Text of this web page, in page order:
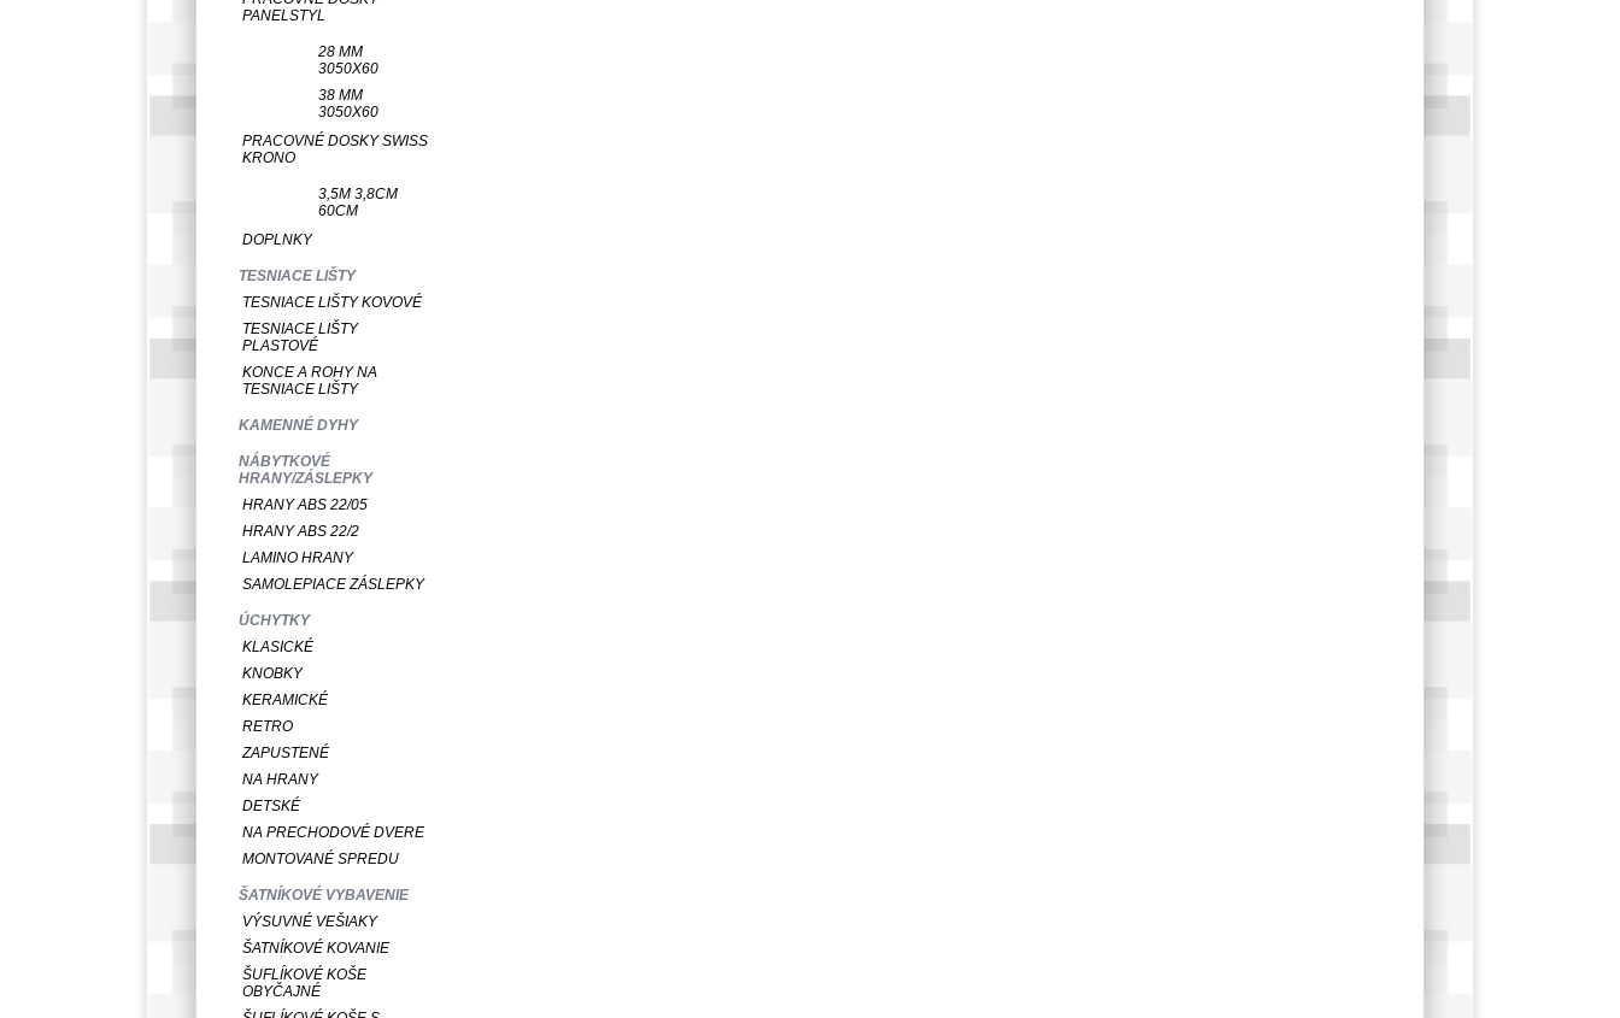
PANELSTYL
28 MM
3050X60
38 MM
3050X60
PRACOVNÉ DOSKY SWISS
KRONO
3,5M 3,8CM
60CM
DOPLNKY
TESNIACE LIŠTY
TESNIACE LIŠTY KOVOVÉ
TESNIACE LIŠTY
PLASTOVÉ
KONCE A ROHY NA
TESNIACE LIŠTY
KAMENNÉ DYHY
NÁBYTKOVÉ
HRANY/ZÁSLEPKY
HRANY ABS 22/05
HRANY ABS 22/2
LAMINO HRANY
SAMOLEPIACE ZÁSLEPKY
ÚCHYTKY
KLASICKÉ
KNOBKY
KERAMICKÉ
RETRO
ZAPUSTENÉ
NA HRANY
DETSKÉ
NA PRECHODOVÉ DVERE
MONTOVANÉ SPREDU
ŠATNÍKOVÉ VYBAVENIE
VÝSUVNÉ VEŠIAKY
ŠATNÍKOVÉ KOVANIE
ŠUFLÍKOVÉ KOŠE
OBYČAJNÉ